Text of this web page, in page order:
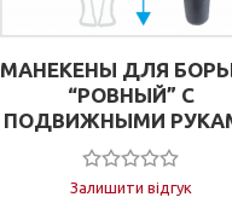
МАНЕКЕНЫ ДЛЯ
“РОВНЫЙ” С
ПОДВИЖНЫМИ
ПВХ 120см, 10-15 кг
(11062002)
Залишити відгук